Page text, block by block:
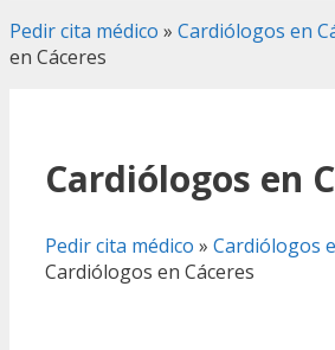
Pedir cita médico » Cardiólogos en
en Cáceres
Cardiólogos en
Pedir cita médico » Cardiólogos
Cardiólogos en Cáceres